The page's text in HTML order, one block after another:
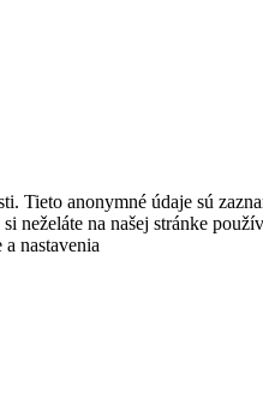
Tieto anonymné údaje sú
na našej stránke
nastavenia